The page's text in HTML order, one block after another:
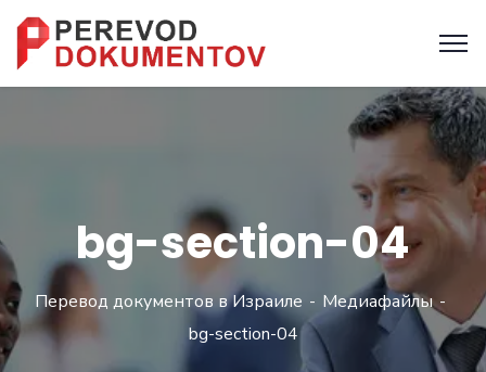
bg-section-04
Перевод документов в Израиле
Медиафайлы
bg-section-04